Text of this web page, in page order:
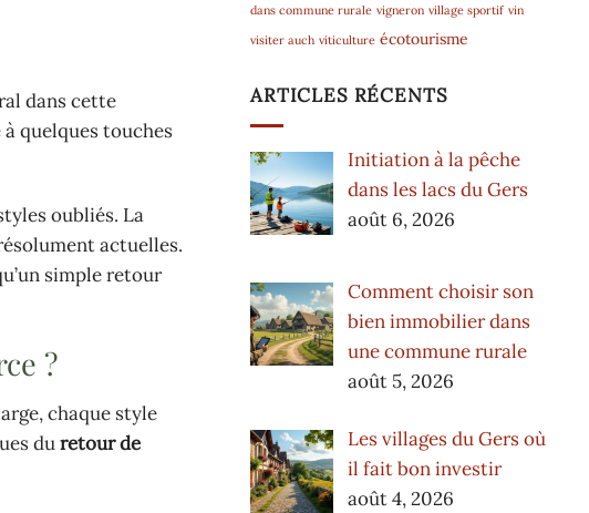
dans cette
quelques touches
oubliés. La
actuelles.
simple retour
?
chaque style
duretour de
dans commune rurale vigneron village sportif vin
visiter auch viticulture écotourisme
ARTICLES RÉCENTS
Initiation à la pêche
dans les lacs du Gers
août 6, 2026
Comment choisir son
bien immobilier dans
une commune rurale
août 5, 2026
Les villages du Gers où
il fait bon investir
août 4, 2026